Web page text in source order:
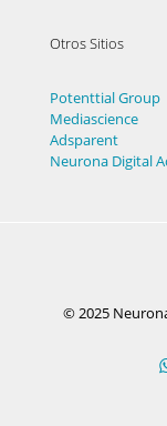
Otros Sitios
Potenttial Group
Mediascience
Adsparent
Neurona Digital
© 2025